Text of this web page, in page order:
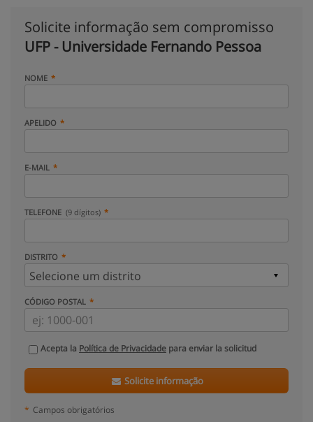
Solicite informação sem compromisso
UFP - Universidade Fernando Pessoa
NOME
APELIDO
E-MAIL
TELEFONE (9 dígitos)
DISTRITO
CÓDIGO POSTAL
Acepta la Política de Privacidade para enviar la solicitud
Solicite informação
* Campos obrigatórios